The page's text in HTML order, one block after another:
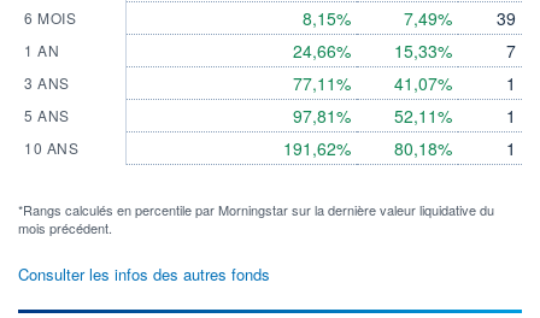
6 MOIS
1 AN
3 ANS
5 ANS
10 ANS
8,15%
24,66%
77,11%
97,81%
191,62%
7,49%
15,33%
41,07%
52,11%
80,18%
39
7
1
1
1
*Rangs calculés en percentile par Morningstar sur la dernière valeur liquidative du
mois précédent.
Consulter les infos des autres fonds